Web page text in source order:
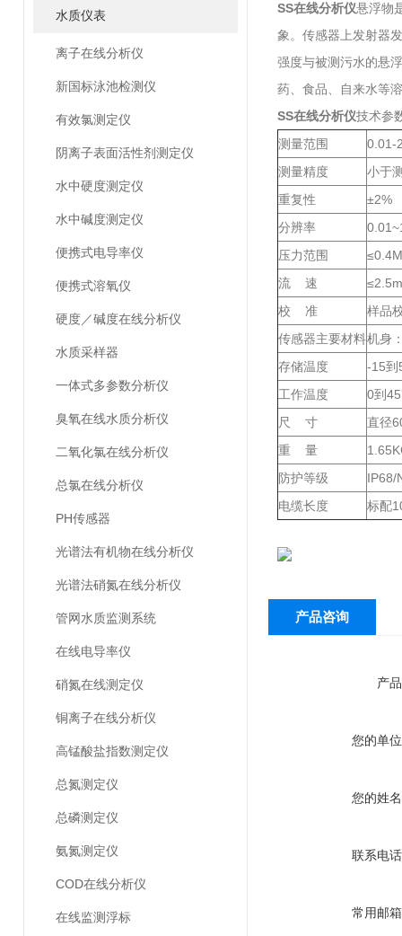
水质仪表
离子在线分析仪
新国标泳池检测仪
有效氯测定仪
阴离子表面活性剂测定仪
水中硬度测定仪
水中碱度测定仪
便携式电导率仪
便携式溶氧仪
硬度／碱度在线分析仪
水质采样器
一体式多参数分析仪
臭氧在线水质分析仪
二氧化氯在线分析仪
总氯在线分析仪
PH传感器
光谱法有机物在线分析仪
光谱法硝氮在线分析仪
管网水质监测系统
在线电导率仪
硝氮在线测定仪
铜离子在线分析仪
高锰酸盐指数测定仪
总氮测定仪
总磷测定仪
氨氮测定仪
COD在线分析仪
在线监测浮标
SS在线分析仪悬浮物
象。传感器上发射器
强度与被测污水的悬
药、食品、自来水等
SS在线分析仪技术参
测量范围
0.01-
测量精度
小于
重复性
±2%
分辨率
压力范围
流 速
校 准
样品
传感器主要材料机身
存储温度
-15
工作温度
0到
尺 寸
直径
重 量
防护等级
IP68/
电缆长度
标配
产品咨询
产
您的单
您的姓
联系电
常用邮